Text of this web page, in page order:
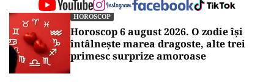
HOROSCOP
Horoscop 6 august 2026. O zodie își
întâlnește marea dragoste, alte trei
primesc surprize amoroase